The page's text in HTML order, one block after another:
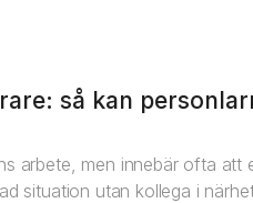
så kan
arbete, men innebär ofta att
situation utan kollega i